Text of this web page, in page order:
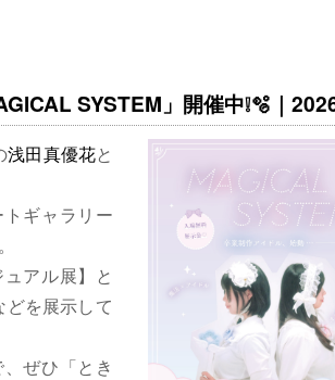
SYSTEM」開催中❕🫧｜
浅田真優花と
ギャラリー
アル展】と
どを展示して
ぜひ「とき